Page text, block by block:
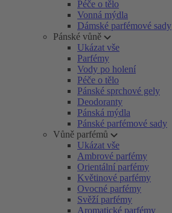
Péče o tělo
Vonná mýdla
Dámské parfémové sady
Pánské vůně
Ukázat vše
Parfémy
Vody po holení
Péče o tělo
Pánské sprchové gely
Deodoranty
Pánská mýdla
Pánské parfémové sady
Vůně parfémů
Ukázat vše
Ambrové parfémy
Orientální parfémy
Květinové parfémy
Ovocné parfémy
Svěží parfémy
Aromatické parfémy